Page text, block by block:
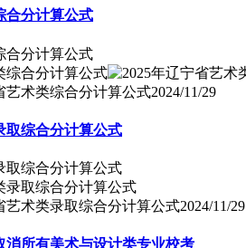
合分计算公式
合分计算公式
艺术类综合分计算公式2024/11/29
取综合分计算公式
取综合分计算公式
艺术类录取综合分计算公式2024/11/29
消所有美术与设计类专业校考